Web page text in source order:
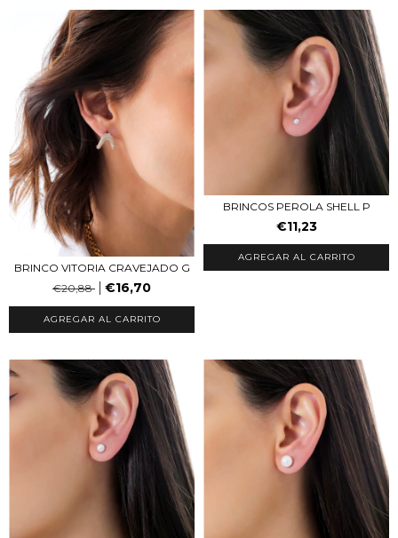
BRINCO VITORIA CRAVEJADO G
€20,88
€16,70
AGREGAR AL CARRITO
BRINCOS PEROLA SHELL P
€11,23